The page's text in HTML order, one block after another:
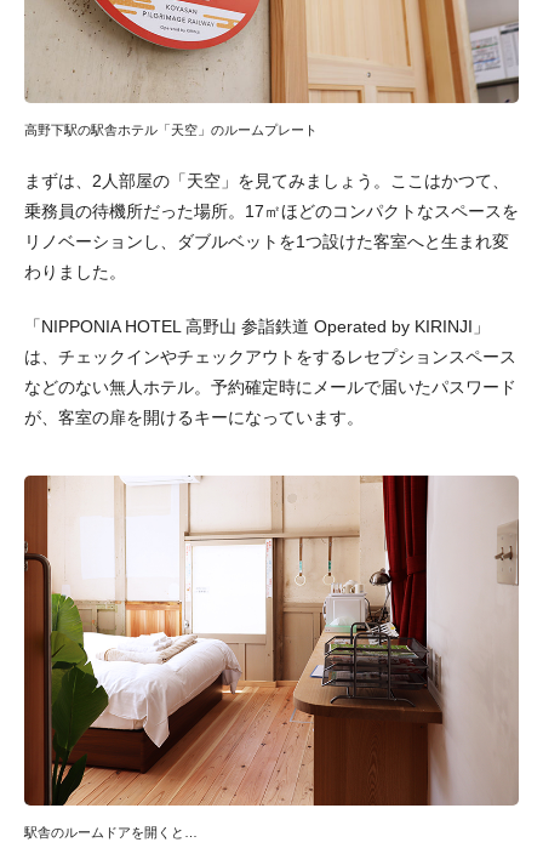
高野下駅の駅舎ホテル「天空」のルームプレート
まずは、2人部屋の「天空」を見てみましょう。ここはかつて、
乗務員の待機所だった場所。17㎡ほどのコンパクトなスペースを
リノベーションし、ダブルベットを1つ設けた客室へと生まれ変
わりました。
「NIPPONIA HOTEL 高野山 参詣鉄道 Operated by KIRINJI」
は、チェックインやチェックアウトをするレセプションスペース
などのない無人ホテル。予約確定時にメールで届いたパスワード
が、客室の扉を開けるキーになっています。
駅舎のルームドアを開くと…